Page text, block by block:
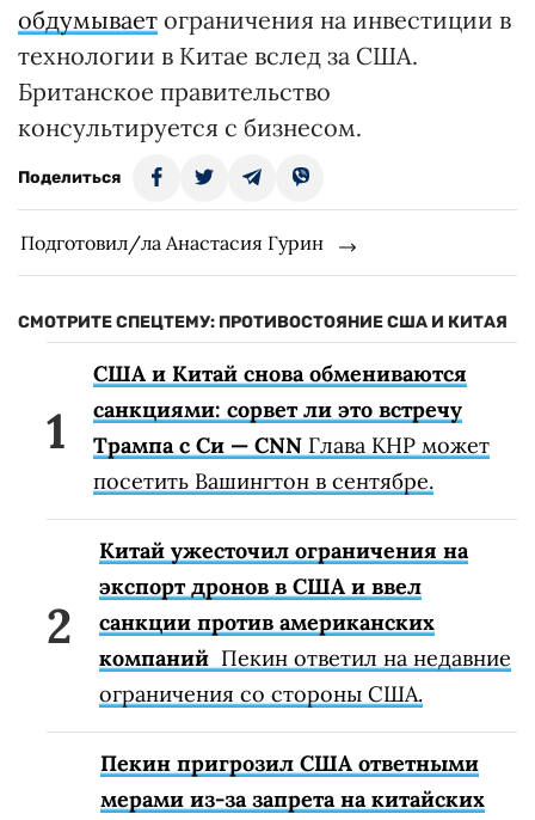
обдумывает ограничения на инвестиции в
технологии в Китае вслед за США.
Британское правительство
консультируется с бизнесом.
Поделиться
Подготовил/ла Анастасия Гурин
СМОТРИТЕ СПЕЦТЕМУ: ПРОТИВОСТОЯНИЕ США И КИТАЯ
США и Китай снова обмениваются
санкциями: сорвет ли это встречу
Трампа с Си — CNN Глава КНР может
посетить Вашингтон в сентябре.
Китай ужесточил ограничения на
экспорт дронов в США и ввел
санкции против американских
компаний Пекин ответил на недавние
ограничения со стороны США.
Пекин пригрозил США ответными
мерами из-за запрета на китайских